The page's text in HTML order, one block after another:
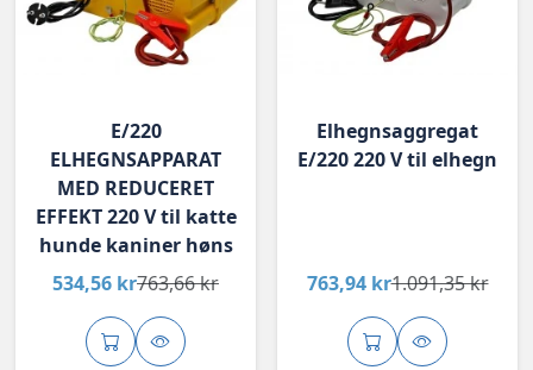
E/220
ELHEGNSAPPARAT
MED REDUCERET
EFFEKT 220 V til katte
hunde kaniner høns
534,56 kr763,66 kr
Elhegnsaggregat
E/220 220 V til elhegn
763,94 kr1.091,35 kr